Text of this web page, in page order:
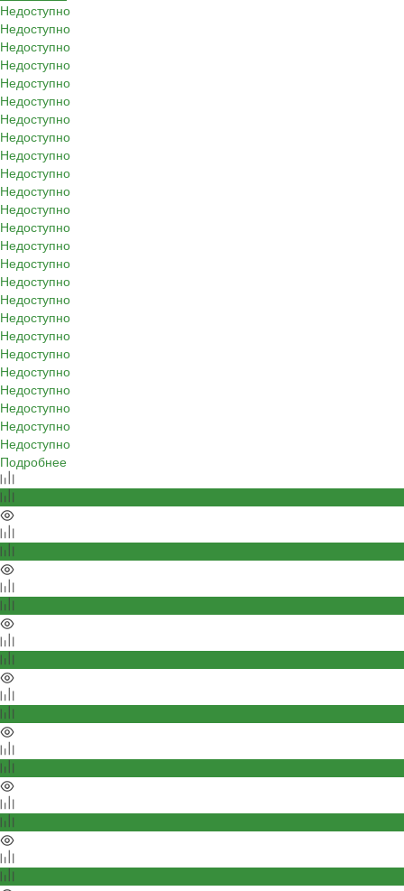
Недоступно
Недоступно
Недоступно
Недоступно
Недоступно
Недоступно
Недоступно
Недоступно
Недоступно
Недоступно
Недоступно
Недоступно
Недоступно
Недоступно
Недоступно
Недоступно
Недоступно
Недоступно
Недоступно
Недоступно
Недоступно
Недоступно
Недоступно
Недоступно
Недоступно
Подробнее